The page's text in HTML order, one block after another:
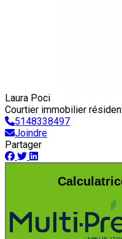
Laura Poci
Courtier immobilier
5148338497
Joindre
Partager